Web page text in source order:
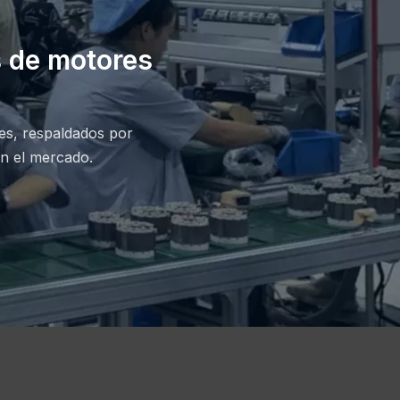
de motores
respaldados por
el mercado.
chatear